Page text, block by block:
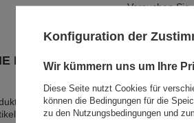
Versuchen
NACH EINEM PRODUKT,
in unserem Angebot nicht gefunden
schicken. Um das zu können, müssen
Konfiguration der
Wir kümmern uns um Ihre
Diese Seite nutzt Cookies für
können die Bedingungen für die
zu den Nutzungsbedingungen und